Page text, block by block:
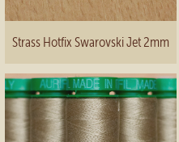
Strass Hotfix Swarovski Jet 2mm